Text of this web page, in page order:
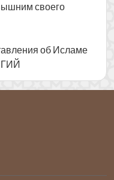
своего
об Исламе